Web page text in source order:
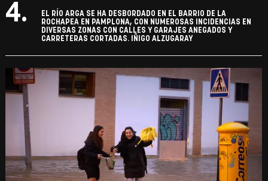
4.
EL RÍO ARGA SE HA DESBORDADO EN EL BARRIO DE LA
ROCHAPEA EN PAMPLONA, CON NUMEROSAS INCIDENCIAS EN
DIVERSAS ZONAS CON CALLES Y GARAJES ANEGADOS Y
CARRETERAS CORTADAS. IÑIGO ALZUGARAY